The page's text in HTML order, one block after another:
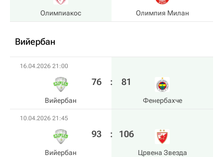
Олимпиакос Олимпия Милан
Вийербан
16.04.2026 21:00
Вийербан
76 : 81
Фенербахче
10.04.2026 21:45
Вийербан
93 : 106
Црвена Звезда